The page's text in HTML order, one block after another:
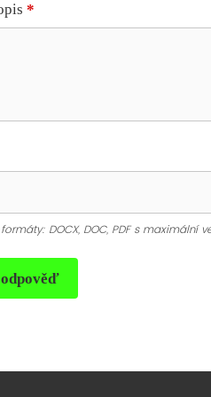
*
DOCX, DOC, PDF s maximální